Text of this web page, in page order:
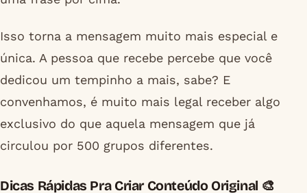
Isso torna a mensagem muito mais especial e
única. A pessoa que recebe percebe que você
dedicou um tempinho a mais, sabe? E
convenhamos, é muito mais legal receber algo
exclusivo do que aquela mensagem que já
circulou por 500 grupos diferentes.
Dicas Rápidas Pra Criar Conteúdo Original 🎨